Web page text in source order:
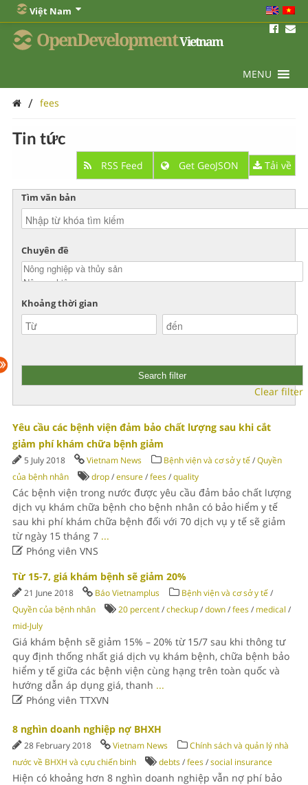
Việt Nam
OpenDevelopmentVietnam
MENU
/ fees
Tin tức
RSS Feed Get GeoJSON Tải về
Tìm văn bản
Chuyên đề
Khoảng thời gian
Clear filter
Yêu cầu các bệnh viện đảm bảo chất lượng sau khi cắt
giảm phí khám chữa bệnh giảm
5 July 2018 Vietnam News Bệnh viện và cơ sở y tế/Quyền
của bệnh nhân
drop/ensure/fees/quality
Các bệnh viện trong nước được yêu cầu đảm bảo chất lượng
dịch vụ khám chữa bệnh cho bệnh nhân có bảo hiểm y tế
sau khi phí khám chữa bệnh đối với 70 dịch vụ y tế sẽ giảm
từ ngày 15 tháng 7 ...
Phóng viên VNS
Từ 15-7, giá khám bệnh sẽ giảm 20%
21 June 2018 Báo Vietnamplus Bệnh viện và cơ sở y tế/
Quyền của bệnh nhân
20 percent/checkup/down/fees/ medical /
mid-July
Giá khám bệnh sẽ giảm 15% – 20% từ 15/7 sau khi thông tư
quy định thống nhất giá dịch vụ khám bệnh, chữa bệnh bảo
hiểm y tế giữa các bệnh viện cùng hạng trên toàn quốc và
hướng dẫn áp dụng giá, thanh ...
Phóng viên TTXVN
8 nghìn doanh nghiệp nợ BHXH
28 February 2018 Vietnam News
Chính sách và quản lý nhà
nước về BHXH và cựu chiến binh
debts/fees/social insurance
Hiện có khoảng hơn 8 nghìn doanh nghiệp vẫn nợ phí bảo